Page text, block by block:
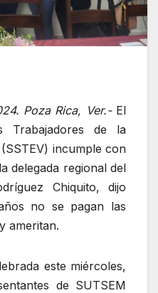
Poza Rica, Ver.- El
Trabajadores de la
incumple con
delegada regional del
Chiquito, dijo
no se pagan las
ameritan.
este miércoles,
de SUTSEM